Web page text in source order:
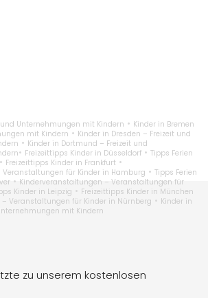
Unternehmungen mit Kindern • Kinder in Bremen
mit Kindern• Kinder in Dresden – Freizeit und
• Kinder in Dortmund – Freizeit und
• Freizeittipps Kinder in Düsseldorf • Tipps Ferien
• Freizeittipps Kinder in Frankfurt •
für Kinder in Hamburg • Tipps Ferien
• Kinderveranstaltungen – Veranstaltungen für
Kinder in Leipzig • Freizeittipps Kinder in München
Veranstaltungen für Kinder in Nürnberg • Kinder in
mit Kindern
zu unserem kostenlosen